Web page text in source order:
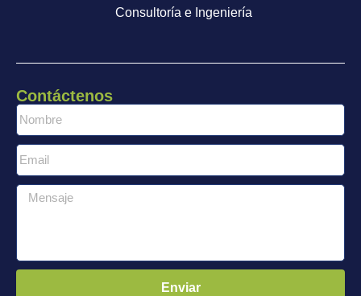
Consultoría e Ingeniería
Contáctenos
Enviar